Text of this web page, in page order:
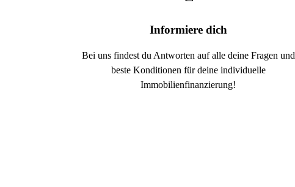
Informiere dich
Bei uns findest du Antworten auf alle deine Fragen und
beste Konditionen für deine individuelle
Immobilienfinanzierung!